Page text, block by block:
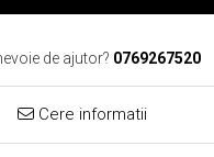
de ajutor? 0769267520
Cere informatii